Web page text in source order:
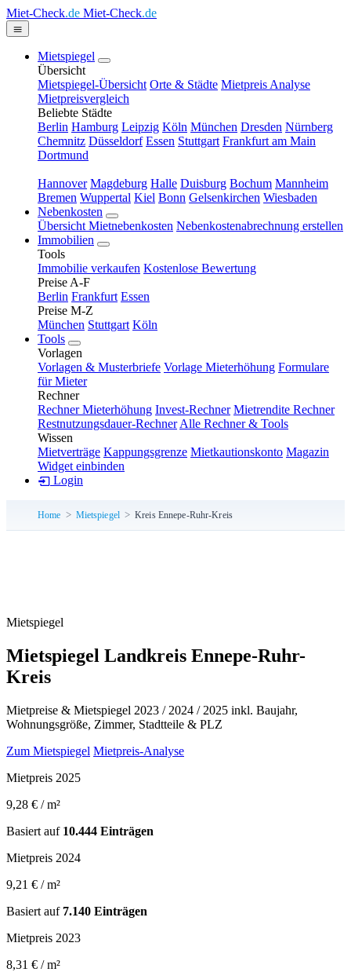
Miet-Check.de Miet-Check.de
Mietspiegel
Übersicht
Mietspiegel-Übersicht Orte & Städte Mietpreis Analyse
Mietpreisvergleich
Beliebte Städte
Berlin Hamburg Leipzig Köln München Dresden Nürnberg
Chemnitz Düsseldorf Essen Stuttgart Frankfurt am Main
Dortmund
Hannover Magdeburg Halle Duisburg Bochum Mannheim
Bremen Wuppertal Kiel Bonn Gelsenkirchen Wiesbaden
Nebenkosten
Übersicht Mietnebenkosten Nebenkostenabrechnung erstellen
Immobilien
Tools
Immobilie verkaufen Kostenlose Bewertung
Preise A-F
Berlin Frankfurt Essen
Preise M-Z
München Stuttgart Köln
Tools
Vorlagen
Vorlagen & Musterbriefe Vorlage Mieterhöhung Formulare
für Mieter
Rechner
Rechner Mieterhöhung Invest-Rechner Mietrendite Rechner
Restnutzungsdauer-Rechner Alle Rechner & Tools
Wissen
Mietverträge Kappungsgrenze Mietkautionskonto Magazin
Widget einbinden
Login
Home Mietspiegel Kreis Ennepe-Ruhr-Kreis
Mietspiegel
Mietspiegel Landkreis Ennepe-Ruhr-
Kreis
Mietpreise & Mietspiegel 2023 / 2024 / 2025 inkl. Baujahr,
Wohnungsgröße, Zimmer, Stadtteile & PLZ
Zum Mietspiegel Mietpreis-Analyse
Mietpreis 2025
9,28 € / m²
Basiert auf 10.444 Einträgen
Mietpreis 2024
9,21 € / m²
Basiert auf 7.140 Einträgen
Mietpreis 2023
8,31 € / m²